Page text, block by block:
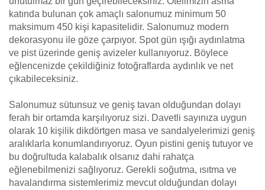
katında bulunan çok amaçlı salonumuz minimum 50
maksimum 450 kişi kapasitelidir. Salonumuz modern
dekorasyonu ile göze çarpıyor. Spot gün ışığı aydınlatma
ve pist üzerinde geniş avizeler kullanıyoruz. Böylece
eğlencenizde çekildiğiniz fotoğraflarda aydınlık ve net
çıkabileceksiniz.
Salonumuz sütunsuz ve geniş tavan olduğundan dolayı
ferah bir ortamda karşılıyoruz sizi. Davetli sayınıza uygun
olarak 10 kişilik dikdörtgen masa ve sandalyelerimizi geniş
aralıklarla konumlandırıyoruz. Oyun pistini geniş tutuyor ve
bu doğrultuda kalabalık olsanız dahi rahatça
eğlenebilmenizi sağlıyoruz. Gerekli soğutma, ısıtma ve
havalandırma sistemlerimiz mevcut olduğundan dolayı